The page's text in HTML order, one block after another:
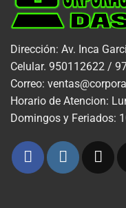
Dirección: Av. Inca
Celular. 950112622 /
Correo:
Horario de Atencion:
Domingos y Feriados: